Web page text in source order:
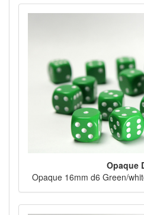
Opaque
Opaque 16mm d6 Green/